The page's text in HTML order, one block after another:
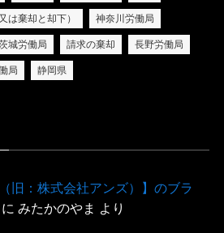
は棄却と却下） 神奈川労働局
城労働局 請求の棄却 長野労働局
局 静岡県
旧：株式会社アンズ）】のブラ
に みたかのやま より